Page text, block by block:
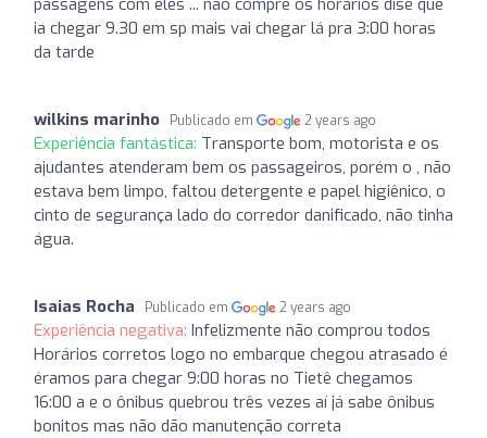
ia chegar 9.30 em sp mais vai chegar lá pra 3:00 horas
da tarde
wilkins marinho Publicado em 2 years ago
Experiência fantástica: Transporte bom, motorista e os
ajudantes atenderam bem os passageiros, porém o , não
estava bem limpo, faltou detergente e papel higiênico, o
cinto de segurança lado do corredor danificado, não tinha
água.
Isaias Rocha Publicado em 2 years ago
Experiência negativa: Infelizmente não comprou todos
Horários corretos logo no embarque chegou atrasado é
éramos para chegar 9:00 horas no Tietê chegamos
16:00 a e o ônibus quebrou três vezes aí já sabe ônibus
bonitos mas não dão manutenção correta